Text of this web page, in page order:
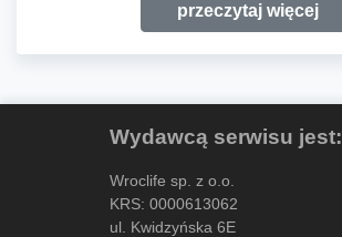
przeczytaj więcej
Wydawcą serwisu jest:
Wroclife sp. z o.o.
KRS: 0000613062
ul. Kwidzyńska 6E